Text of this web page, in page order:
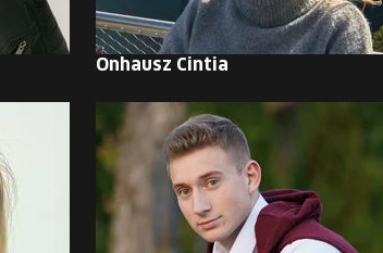
Onhausz Cintia